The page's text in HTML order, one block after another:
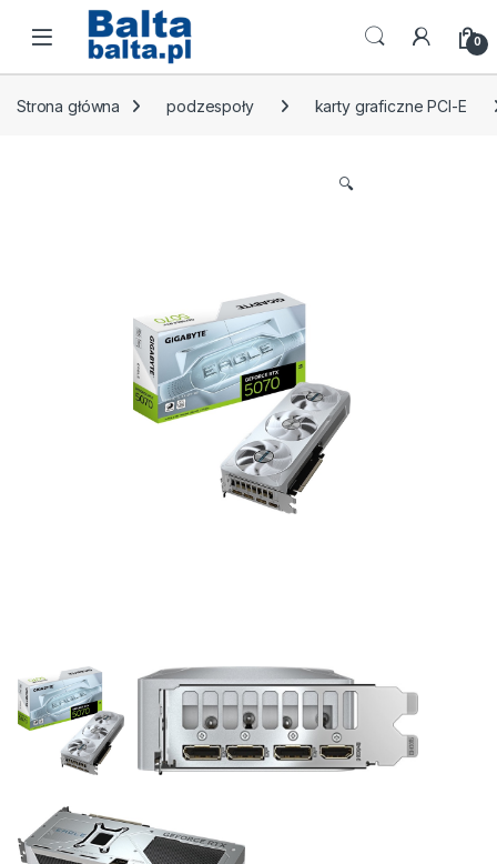
Skip to navigation
Skip to content
Open 0
Strona główna podzespoły karty graficzne PCI-E
🔍